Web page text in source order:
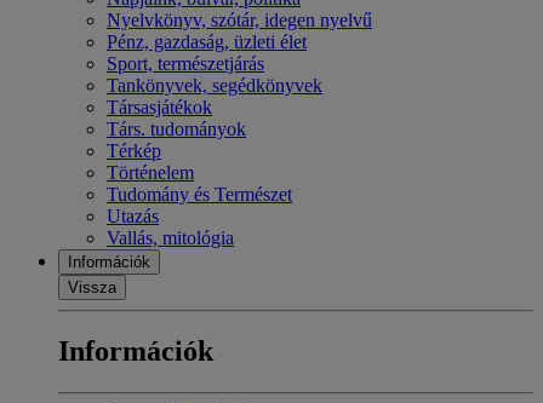
Nyelvkönyv, szótár, idegen nyelvű
Pénz, gazdaság, üzleti élet
Sport, természetjárás
Tankönyvek, segédkönyvek
Társasjátékok
Társ. tudományok
Térkép
Történelem
Tudomány és Természet
Utazás
Vallás, mitológia
Információk
Vissza
Információk